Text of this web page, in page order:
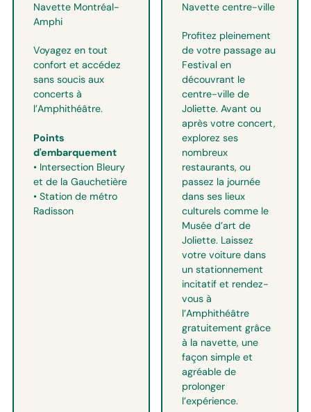
Navette Montréal-
Amphi
Voyagez en tout
confort et accédez
sans soucis aux
concerts à
l’Amphithéâtre.
Points
d'embarquement
• Intersection Bleury
et de la Gauchetière
• Station de métro
Radisson
Navette centre-ville
Profitez pleinement
de votre passage au
Festival en
découvrant le
centre-ville de
Joliette. Avant ou
après votre concert,
explorez ses
nombreux
restaurants, ou
passez la journée
dans ses lieux
culturels comme le
Musée d’art de
Joliette. Laissez
votre voiture dans
un stationnement
incitatif et rendez-
vous à
l’Amphithéâtre
gratuitement grâce
à la navette, une
façon simple et
agréable de
prolonger
l’expérience.